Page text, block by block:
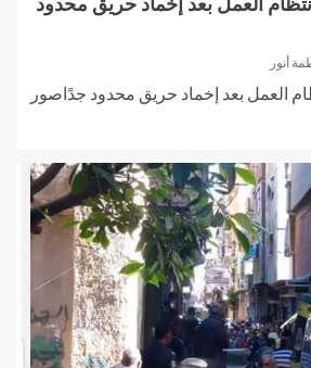
أنور
العمل بعد إخماد حريق محدود جدًاصور